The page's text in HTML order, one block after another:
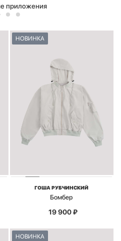
приложения
НОВИНКА
ГОША РУБЧИНСКИЙ
Бомбер
19 900₽
НОВИНКА